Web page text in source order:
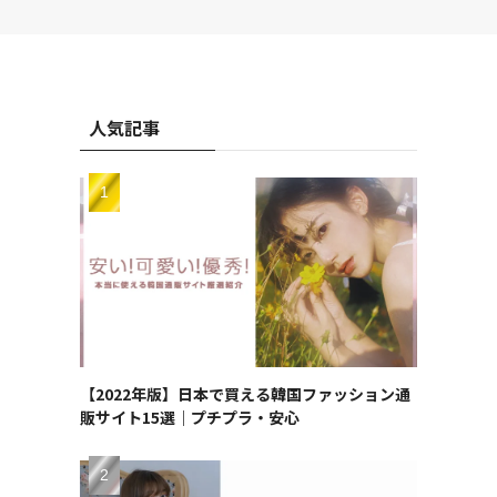
人気記事
【2022年版】日本で買える韓国ファッション通
販サイト15選｜プチプラ・安心